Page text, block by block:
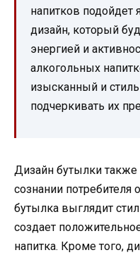
напитков
дизайн, который
энергией и
алкогольных
изысканный и
подчеркивать их
Дизайн бутылки также
сознании потребителя
бутылка выглядит
создает
напитка. Кроме того,